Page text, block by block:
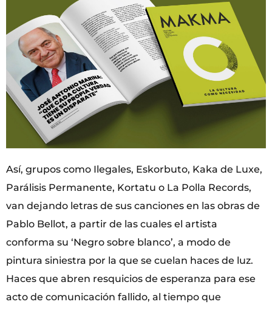
Así, grupos como Ilegales, Eskorbuto, Kaka de Luxe,
Parálisis Permanente, Kortatu o La Polla Records,
van dejando letras de sus canciones en las obras de
Pablo Bellot, a partir de las cuales el artista
conforma su ‘Negro sobre blanco’, a modo de
pintura siniestra por la que se cuelan haces de luz.
Haces que abren resquicios de esperanza para ese
acto de comunicación fallido, al tiempo que